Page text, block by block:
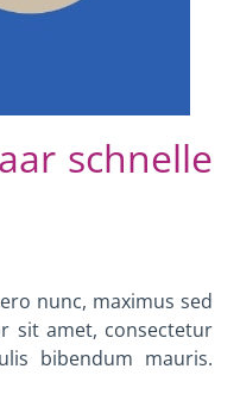
schnelle
nunc, maximus sed
sit amet, consectetur
bibendum mauris.